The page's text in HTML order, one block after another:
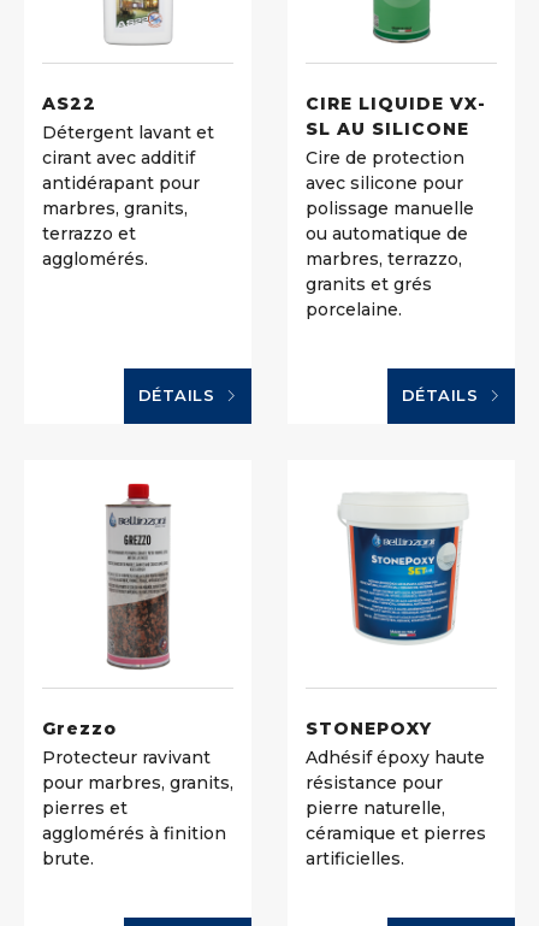
AS22
Détergent lavant et
cirant avec additif
antidérapant pour
marbres, granits,
terrazzo et
agglomérés.
DÉTAILS
CIRE LIQUIDE VX-
SL AU SILICONE
Cire de protection
avec silicone pour
polissage manuelle
ou automatique de
marbres, terrazzo,
granits et grés
porcelaine.
DÉTAILS
Grezzo
Protecteur ravivant
pour marbres, granits,
pierres et
agglomérés à finition
brute.
STONEPOXY
Adhésif époxy haute
résistance pour
pierre naturelle,
céramique et pierres
artificielles.